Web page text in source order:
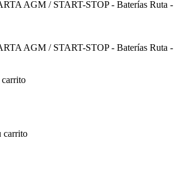
carrito
carrito